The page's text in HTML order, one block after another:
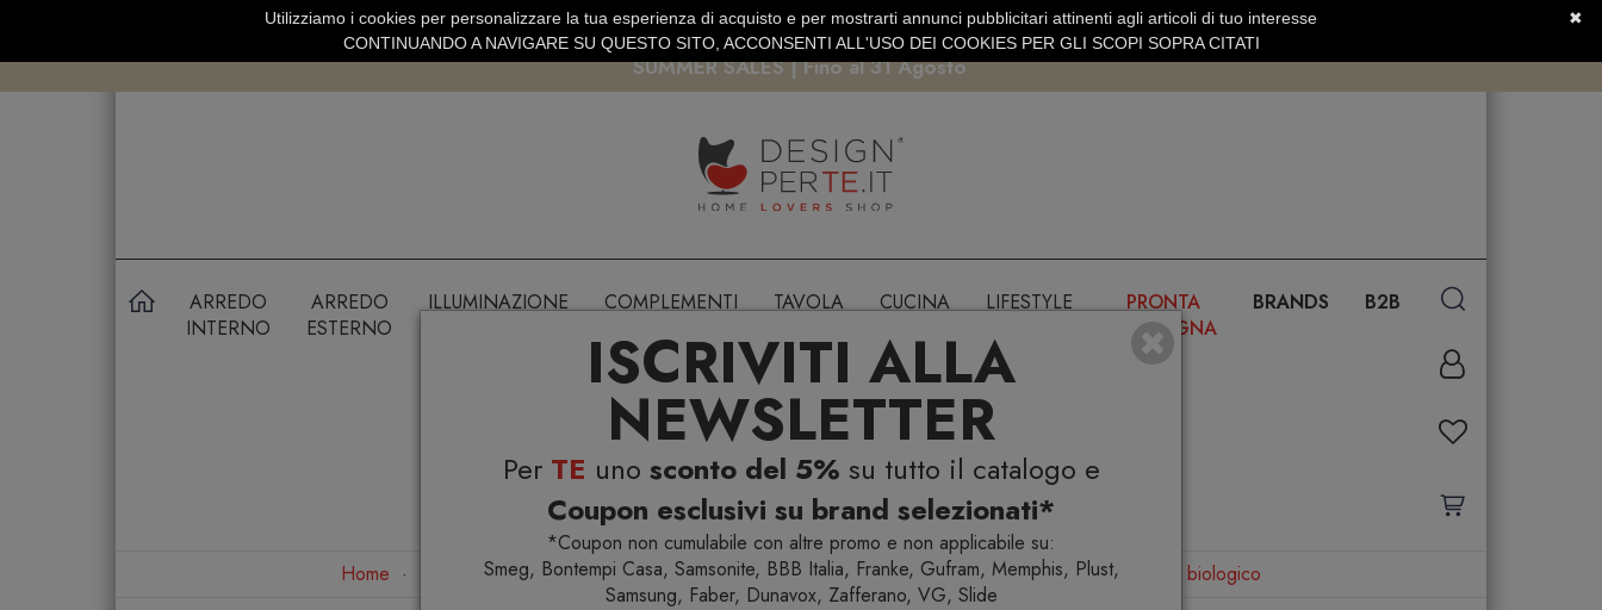
ISCRIVITI ALLA
NEWSLETTER
Per TE uno sconto del 5% su tutto il catalogo e
Coupon esclusivi su brand selezionati*
*Coupon non cumulabile con altre promo e non applicabile su:
Smeg, Bontempi Casa, Samsonite, BBB Italia, Franke, Gufram, Memphis, Plust,
Samsung, Faber, Dunavox, Zafferano, VG, Slide
SPEDIZIONE GRATUITA SOPRA 99 EURO PAGAMENTO SICURO PAYPAL · CARTA DI CREDITO SERVIZIO CLIENTI +39.0773.470.562
SUMMER SALES | Fino al 31 Agosto
ARREDO
INTERNO
ARREDO
ESTERNO
ILLUMINAZIONE COMPLEMENTI TAVOLA CUCINA LIFESTYLE
PRONTA
CONSEGNA
BRANDS B2B
Home Arredo esterno Amache La Siesta Habana Zebra Poltrona sospesa Kingsize in cotone biologico
✖
Utilizziamo i cookies per personalizzare la tua esperienza di acquisto e per mostrarti annunci pubblicitari attinenti agli articoli di tuo interesse
CONTINUANDO A NAVIGARE SU QUESTO SITO, ACCONSENTI ALL'USO DEI COOKIES PER GLI SCOPI SOPRA CITATI